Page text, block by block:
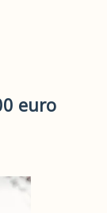
euro